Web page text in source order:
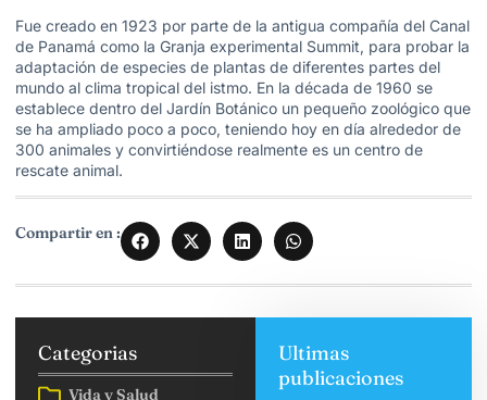
Fue creado en 1923 por parte de la antigua compañía del Canal
de Panamá como la Granja experimental Summit, para probar la
adaptación de especies de plantas de diferentes partes del
mundo al clima tropical del istmo. En la década de 1960 se
establece dentro del Jardín Botánico un pequeño zoológico que
se ha ampliado poco a poco, teniendo hoy en día alrededor de
300 animales y convirtiéndose realmente es un centro de
rescate animal.
Compartir en :
Categorias
Vida y Salud
Ultimas
publicaciones